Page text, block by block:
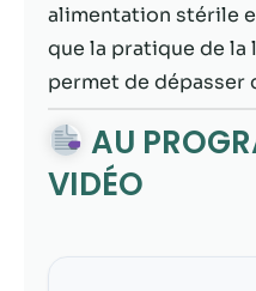
alimentation stérile
que la pratique de
permet de dépasser
AU
VIDÉO